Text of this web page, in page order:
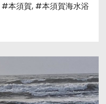
#本須賀, #本須賀海水浴